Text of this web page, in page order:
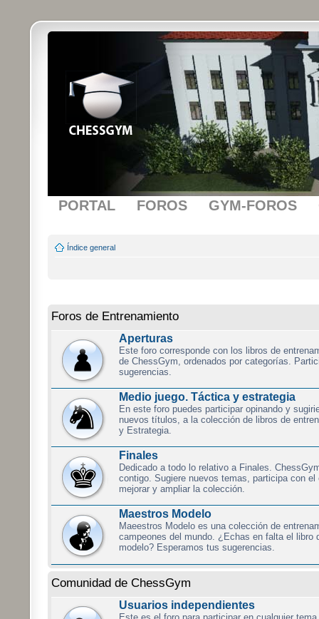
PORTAL FOROS GYM-FOROS
Índice general
Foros de Entrenamiento
Aperturas
Este foro corresponde con los libros de
de ChessGym, ordenados por categorías.
sugerencias.
Medio juego. Táctica y estrategia
En este foro puedes participar opinando y
nuevos títulos, a la colección de libros de
y Estrategia.
Finales
Dedicado a todo lo relativo a Finales.
contigo. Sugiere nuevos temas, participa con el
mejorar y ampliar la colección.
Maestros Modelo
Maeestros Modelo es una colección de
campeones del mundo. ¿Echas en falta el libro
modelo? Esperamos tus sugerencias.
Comunidad de ChessGym
Usuarios independientes
Este es el foro para participar en cualquier